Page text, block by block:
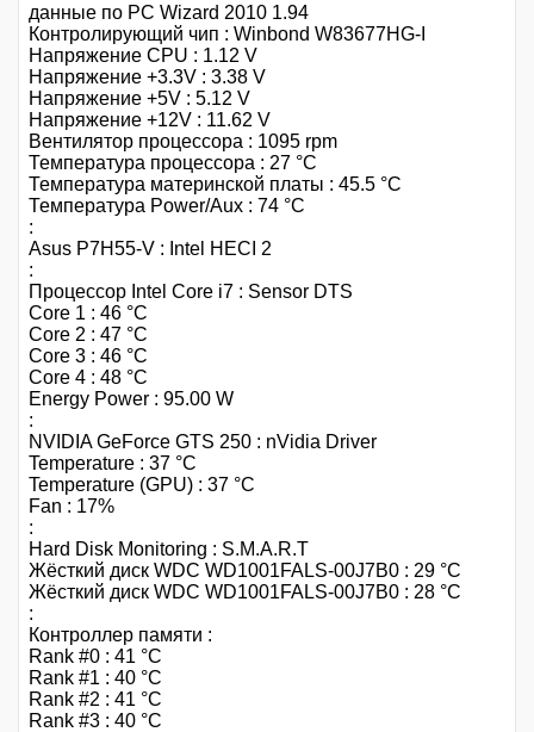
данные по PC Wizard 2010 1.94
Контролирующий чип : Winbond W83677HG-I
Напряжение CPU : 1.12 V
Напряжение +3.3V : 3.38 V
Напряжение +5V : 5.12 V
Напряжение +12V : 11.62 V
Вентилятор процессора : 1095 rpm
Температура процессора : 27 °C
Температура материнской платы : 45.5 °C
Температура Power/Aux : 74 °C
:
Asus P7H55-V : Intel HECI 2
:
Процессор Intel Core i7 : Sensor DTS
Core 1 : 46 °C
Core 2 : 47 °C
Core 3 : 46 °C
Core 4 : 48 °C
Energy Power : 95.00 W
:
NVIDIA GeForce GTS 250 : nVidia Driver
Temperature : 37 °C
Temperature (GPU) : 37 °C
Fan : 17%
:
Hard Disk Monitoring : S.M.A.R.T
Жёсткий диск WDC WD1001FALS-00J7B0 : 29 °C
Жёсткий диск WDC WD1001FALS-00J7B0 : 28 °C
:
Контроллер памяти :
Rank #0 : 41 °C
Rank #1 : 40 °C
Rank #2 : 41 °C
Rank #3 : 40 °C